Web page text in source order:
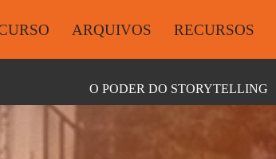
ARQUIVOS RECURSOS
O PODER DO STORYTELLING